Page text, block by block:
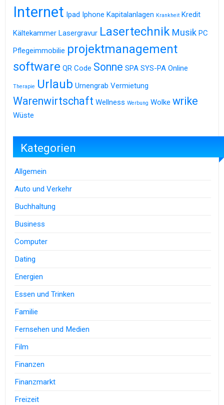
Internet Ipad Iphone Kapitalanlagen Krankheit Kredit
Kältekammer Lasergravur Lasertechnik Musik PC
Pflegeimmobilie projektmanagement
software QR Code Sonne SPA SYS-PA Online
Therapie Urlaub Urnengrab Vermietung
Warenwirtschaft Wellness Werbung Wolke wrike
Wüste
Kategorien
Allgemein
Auto und Verkehr
Buchhaltung
Business
Computer
Dating
Energien
Essen und Trinken
Familie
Fernsehen und Medien
Film
Finanzen
Finanzmarkt
Freizeit